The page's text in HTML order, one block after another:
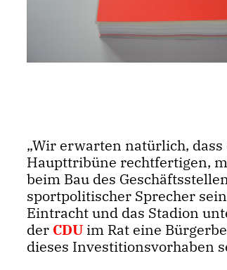
Wir erwarten natürlich, dass
Haupttribüne rechtfertigen,
beim Bau des
sportpolitischer Sprecher
Eintracht und das Stadion
der CDU im Rat eine
dieses Investitionsvorhaben